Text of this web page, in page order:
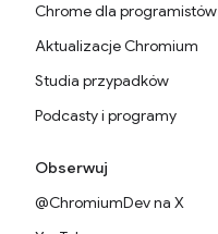
Chrome dla programistów
Aktualizacje Chromium
Studia przypadków
Podcasty i programy
Obserwuj
@ChromiumDev na X